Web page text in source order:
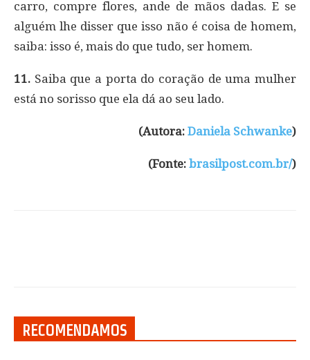
carro, compre flores, ande de mãos dadas. E se
alguém lhe disser que isso não é coisa de homem,
saiba: isso é, mais do que tudo, ser homem.
11. Saiba que a porta do coração de uma mulher
está no sorisso que ela dá ao seu lado.
(Autora: Daniela Schwanke)
(Fonte: brasilpost.com.br/)
RECOMENDAMOS